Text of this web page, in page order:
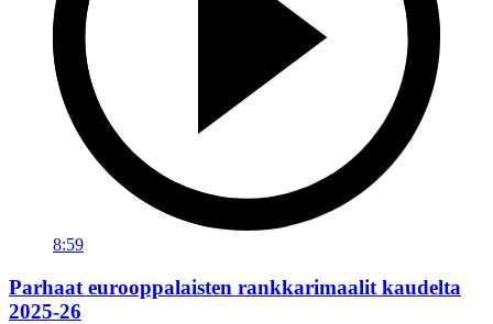
8:59
Parhaat eurooppalaisten rankkarimaalit kaudelta
2025-26